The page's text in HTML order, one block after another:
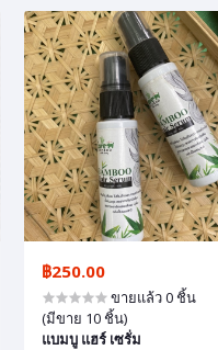
฿250.00
ขายแล้ว 0 ชิ้น
(มีขาย 10 ชิ้น)
แบมบู ชาร์โคล ดีท็อกซ์ คอน